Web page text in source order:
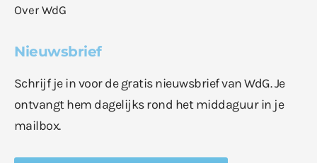
Over WdG
Nieuwsbrief
Schrijf je in voor de gratis nieuwsbrief van WdG. Je
ontvangt hem dagelijks rond het middaguur in je
mailbox.